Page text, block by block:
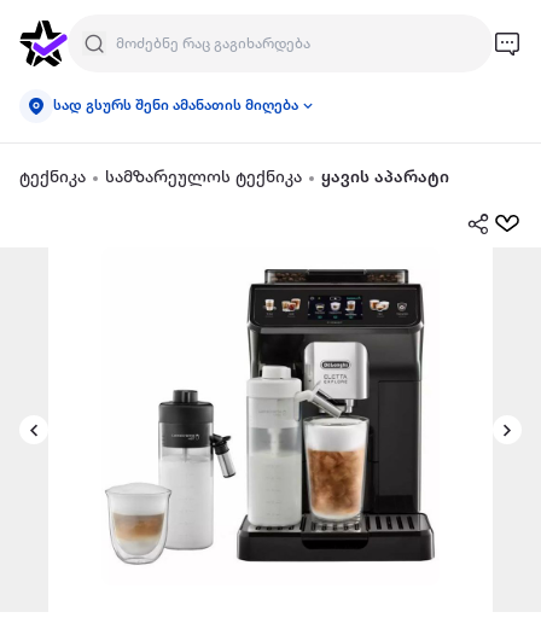
სად გსურს შენი ამანათის მიღება
ტექნიკა სამზარეულოს ტექნიკა ყავის აპარატი